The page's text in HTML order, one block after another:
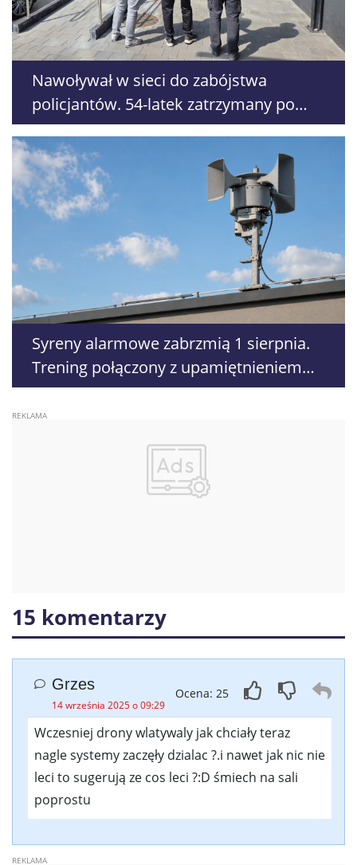
Nawoływał w sieci do zabójstwa
policjantów. 54-latek zatrzymany po
kilku godzinach
Syreny alarmowe zabrzmią 1 sierpnia.
Trening połączony z upamiętnieniem
Powstania Warszawskiego
15 komentarzy
Grzes
14 września 2025 o 09:29
Ocena: 25
Wczesniej drony wlatywaly jak chciały teraz
nagle systemy zaczęły dzialac ?.i nawet jak nic nie
leci to sugerują ze cos leci ?:D śmiech na sali
poprostu